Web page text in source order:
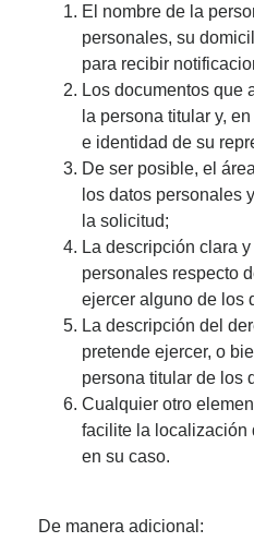
El nombre de la
personales, su
para recibir
Los documentos que
la persona titular y,
e identidad de su
De ser posible, el
los datos personales
la solicitud;
La descripción clara
personales respecto
ejercer alguno de los
La descripción del
pretende ejercer, o
persona titular de los
Cualquier otro
facilite la localización
en su caso.
De manera adicional: